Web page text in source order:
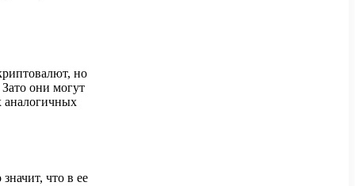
но
они могут
аналогичных
что в ее